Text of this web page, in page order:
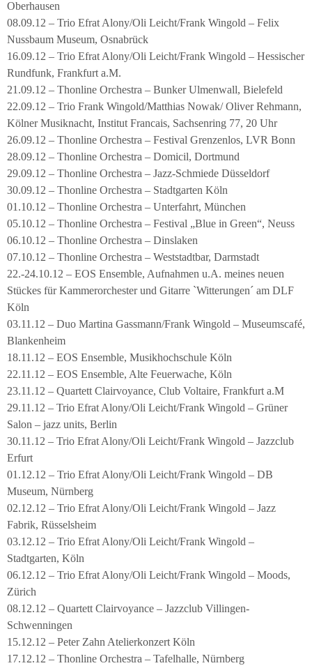
Oberhausen
08.09.12 – Trio Efrat Alony/Oli Leicht/Frank Wingold – Felix
Nussbaum Museum, Osnabrück
16.09.12 – Trio Efrat Alony/Oli Leicht/Frank Wingold – Hessischer
Rundfunk, Frankfurt a.M.
21.09.12 – Thonline Orchestra – Bunker Ulmenwall, Bielefeld
22.09.12 – Trio Frank Wingold/Matthias Nowak/ Oliver Rehmann,
Kölner Musiknacht, Institut Francais, Sachsenring 77, 20 Uhr
26.09.12 – Thonline Orchestra – Festival Grenzenlos, LVR Bonn
28.09.12 – Thonline Orchestra – Domicil, Dortmund
29.09.12 – Thonline Orchestra – Jazz-Schmiede Düsseldorf
30.09.12 – Thonline Orchestra – Stadtgarten Köln
01.10.12 – Thonline Orchestra – Unterfahrt, München
05.10.12 – Thonline Orchestra – Festival „Blue in Green“, Neuss
06.10.12 – Thonline Orchestra – Dinslaken
07.10.12 – Thonline Orchestra – Weststadtbar, Darmstadt
22.-24.10.12 – EOS Ensemble, Aufnahmen u.A. meines neuen
Stückes für Kammerorchester und Gitarre `Witterungen´ am DLF
Köln
03.11.12 – Duo Martina Gassmann/Frank Wingold – Museumscafé,
Blankenheim
18.11.12 – EOS Ensemble, Musikhochschule Köln
22.11.12 – EOS Ensemble, Alte Feuerwache, Köln
23.11.12 – Quartett Clairvoyance, Club Voltaire, Frankfurt a.M
29.11.12 – Trio Efrat Alony/Oli Leicht/Frank Wingold – Grüner
Salon – jazz units, Berlin
30.11.12 – Trio Efrat Alony/Oli Leicht/Frank Wingold – Jazzclub
Erfurt
01.12.12 – Trio Efrat Alony/Oli Leicht/Frank Wingold – DB
Museum, Nürnberg
02.12.12 – Trio Efrat Alony/Oli Leicht/Frank Wingold – Jazz
Fabrik, Rüsselsheim
03.12.12 – Trio Efrat Alony/Oli Leicht/Frank Wingold –
Stadtgarten, Köln
06.12.12 – Trio Efrat Alony/Oli Leicht/Frank Wingold – Moods,
Zürich
08.12.12 – Quartett Clairvoyance – Jazzclub Villingen-
Schwenningen
15.12.12 – Peter Zahn Atelierkonzert Köln
17.12.12 – Thonline Orchestra – Tafelhalle, Nürnberg